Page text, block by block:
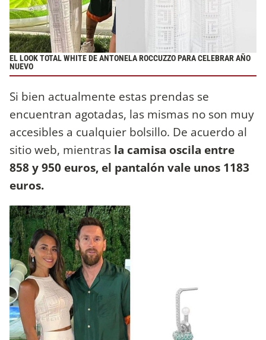
EL LOOK TOTAL WHITE DE ANTONELA ROCCUZZO PARA CELEBRAR AÑO
NUEVO
Si bien actualmente estas prendas se
encuentran agotadas, las mismas no son muy
accesibles a cualquier bolsillo. De acuerdo al
sitio web, mientras la camisa oscila entre
858 y 950 euros, el pantalón vale unos 1183
euros.